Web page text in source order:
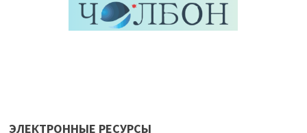
ЭЛЕКТРОННЫЕ РЕСУРСЫ